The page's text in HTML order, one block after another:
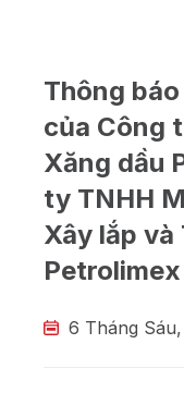
Thông
của Công
Xăng dầu
ty TNHH
Xây lắp và
6 Tháng